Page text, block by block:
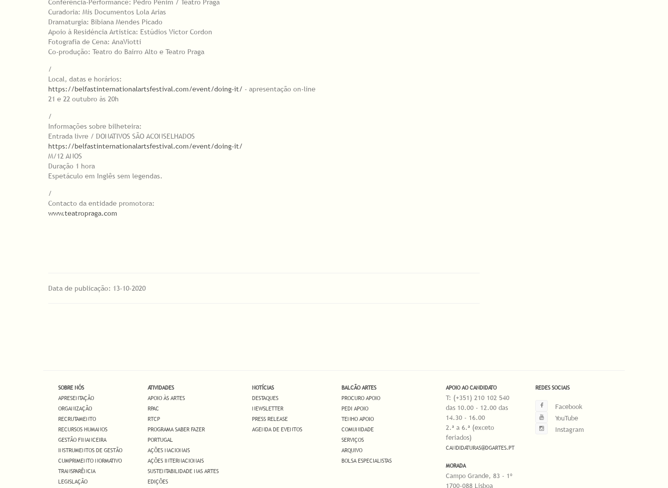
Conferência-Performance: Pedro Penim / Teatro Praga
Curadoria: Mis Documentos Lola Arias
Dramaturgia: Bibiana Mendes Picado
Apoio à Residéncia Artistica: Estúdios Victor Cordon
Fotografia de Cena: AnaViotti
Co-produção: Teatro do Bairro Alto e Teatro Praga
/
Local, datas e horários:
https://belfastinternationalartsfestival.com/event/doing-it/ - apresentação on-line
21 e 22 outubro às 20h
/
Informações sobre bilheteira:
Entrada livre / DONATIVOS SÃO ACONSELHADOS
https://belfastinternationalartsfestival.com/event/doing-it/
M/12 ANOS
Duração 1 hora
Espetáculo em Inglês sem legendas.
/
Contacto da entidade promotora:
www.teatropraga.com
Data de publicação: 13-10-2020
SOBRE NÓS
APRESENTAÇÃO
ORGANIZAÇÃO
RECRUTAMENTO
RECURSOS HUMANOS
GESTÃO FINANCEIRA
INSTRUMENTOS DE GESTÃO
CUMPRIMENTO NORMATIVO
TRANSPARÊNCIA
LEGISLAÇÃO
ATIVIDADES
APOIO ÀS ARTES
RPAC
RTCP
PROGRAMA SABER FAZER
PORTUGAL
AÇÕES NACIONAIS
AÇÕES INTERNACIONAIS
SUSTENTABILIDADE NAS ARTES
EDIÇÕES
NOTÍCIAS
DESTAQUES
NEWSLETTER
PRESS RELEASE
AGENDA DE EVENTOS
BALCÃO ARTES
PROCURO APOIO
PEDI APOIO
TENHO APOIO
COMUNIDADE
SERVIÇOS
ARQUIVO
BOLSA ESPECIALISTAS
APOIO AO CANDIDATO
T: (+351) 210 102 540
das 10.00 - 12.00 das
14.30 - 16.00
2.ª a 6.ª (exceto
feriados)
CANDIDATURAS@DGARTES.PT
MORADA
Campo Grande, 83 - 1º
1700-088 Lisboa
REDES SOCIAIS
Facebook
YouTube
Instagram